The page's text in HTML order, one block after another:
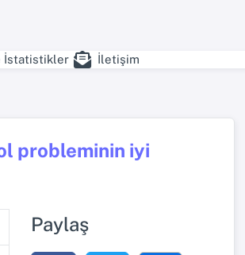
İstatistikler İletişim
probleminin iyi
Paylaş